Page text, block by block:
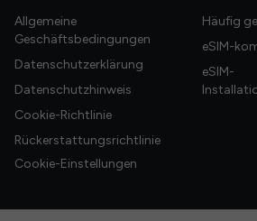
Allgemeine
Geschäftsbedingungen
Datenschutzerklärung
Datenschutzhinweis
Cookie-Richtlinie
Rückerstattungsrichtlinie
Cookie-Einstellungen
Häufig
eSIM-
eSIM-